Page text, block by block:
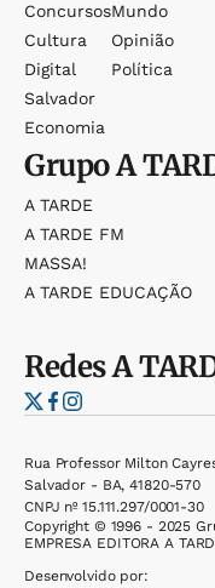
Concursos
Cultura
Digital
Salvador
Economia
Mundo
Opinião
Política
GrupoA
A TARDE
A TARDE FM
MASSA!
A TARDE EDUCAÇÃO
RedesA
Rua Professor Milton
Salvador - BA, 41820-570
CNPJ nº 15.111.297/0001-30
Copyright © 1996 - 2025
EMPRESA EDITORA A
Desenvolvido por: